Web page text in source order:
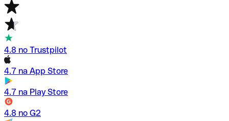
4.8 no Trustpilot
4.7 na App Store
4.7 na Play Store
4.8 no G2